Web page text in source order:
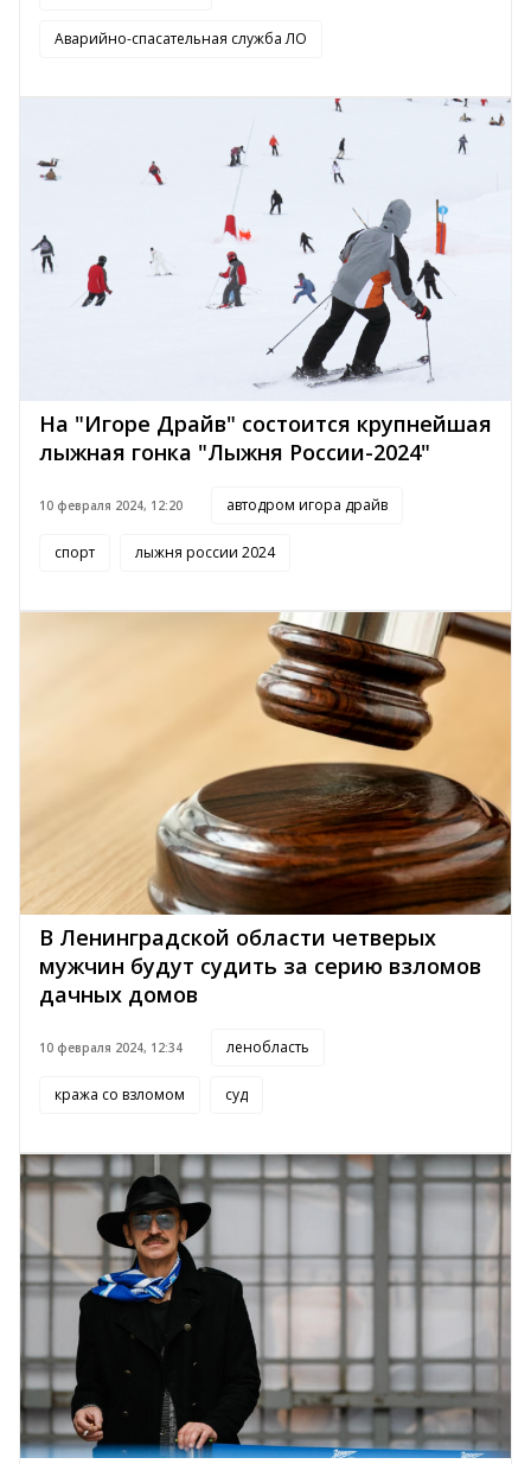
Аварийно-спасательная служба ЛО
На "Игоре Драйв" состоится крупнейшая
лыжная гонка "Лыжня России-2024"
10 февраля 2024, 12:20 автодром игора драйв
спорт лыжня россии 2024
В Ленинградской области четверых
мужчин будут судить за серию взломов
дачных домов
10 февраля 2024, 12:34 ленобласть
кража со взломом суд